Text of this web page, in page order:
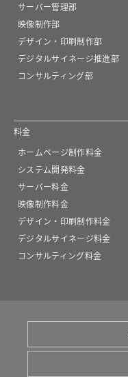
サーバー管理部
映像制作部
デザイン・印刷制作部
デジタルサイネージ推進部
コンサルティング部
料金
ホームページ制作料金
システム開発料金
サーバー料金
映像制作料金
デザイン・印刷制作料金
デジタルサイネージ料金
コンサルティング料金